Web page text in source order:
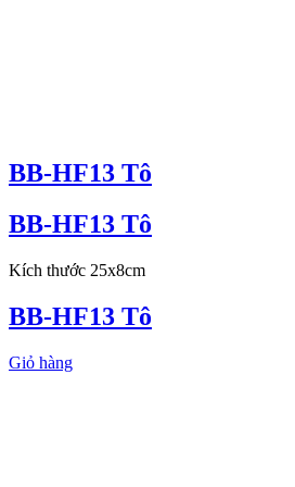
BB-HF13 Tô
BB-HF13 Tô
Kích thước 25x8cm
BB-HF13 Tô
Giỏ hàng